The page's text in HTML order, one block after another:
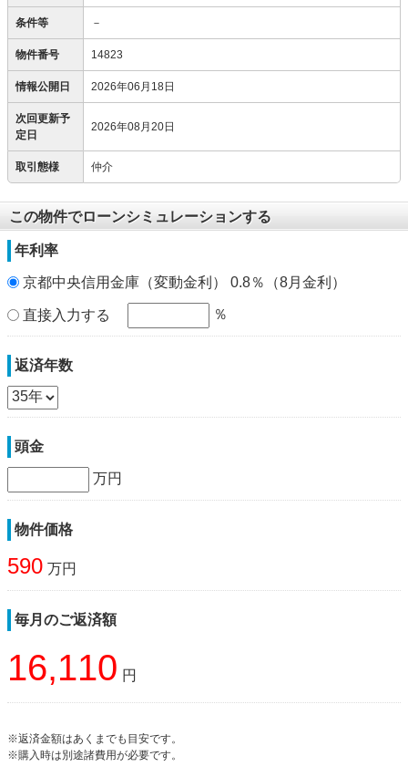
条件等 －
物件番号 14823
情報公開日 2026年06月18日
次回更新予
定日
2026年08月20日
取引態様 仲介
この物件でローンシミュレーションする
年利率
京都中央信用金庫（変動金利） 0.8％（8月金利）
直接入力する ％
返済年数
頭金
万円
物件価格
590 万円
毎月のご返済額
16,110 円
※返済金額はあくまでも目安です。
※購入時は別途諸費用が必要です。